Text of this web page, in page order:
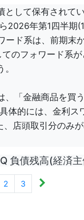
して保有されて
2026年第1四半期
ド系は、前期末
のフォワード系
「金融商品を買
体的には、金利ス
店頭取引分のみ
債残高(経済主
2 3